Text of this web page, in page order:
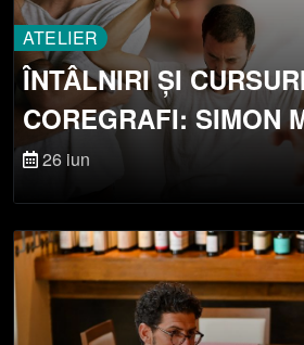
ATELIER
ÎNTÂLNIRI ȘI
COREGRAFI: SIMON
26 iun